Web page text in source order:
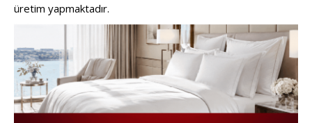
üretim yapmaktadır.